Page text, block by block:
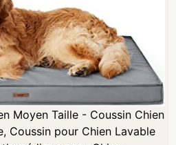
Moyen Taille - Coussin Chien
Coussin pour Chien Lavable